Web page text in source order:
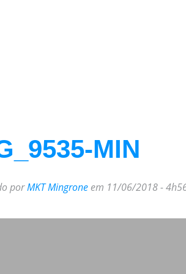
MIN
porMKT Mingrone em 11/06/2018 -